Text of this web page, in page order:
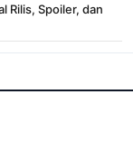
Rilis, Spoiler, dan